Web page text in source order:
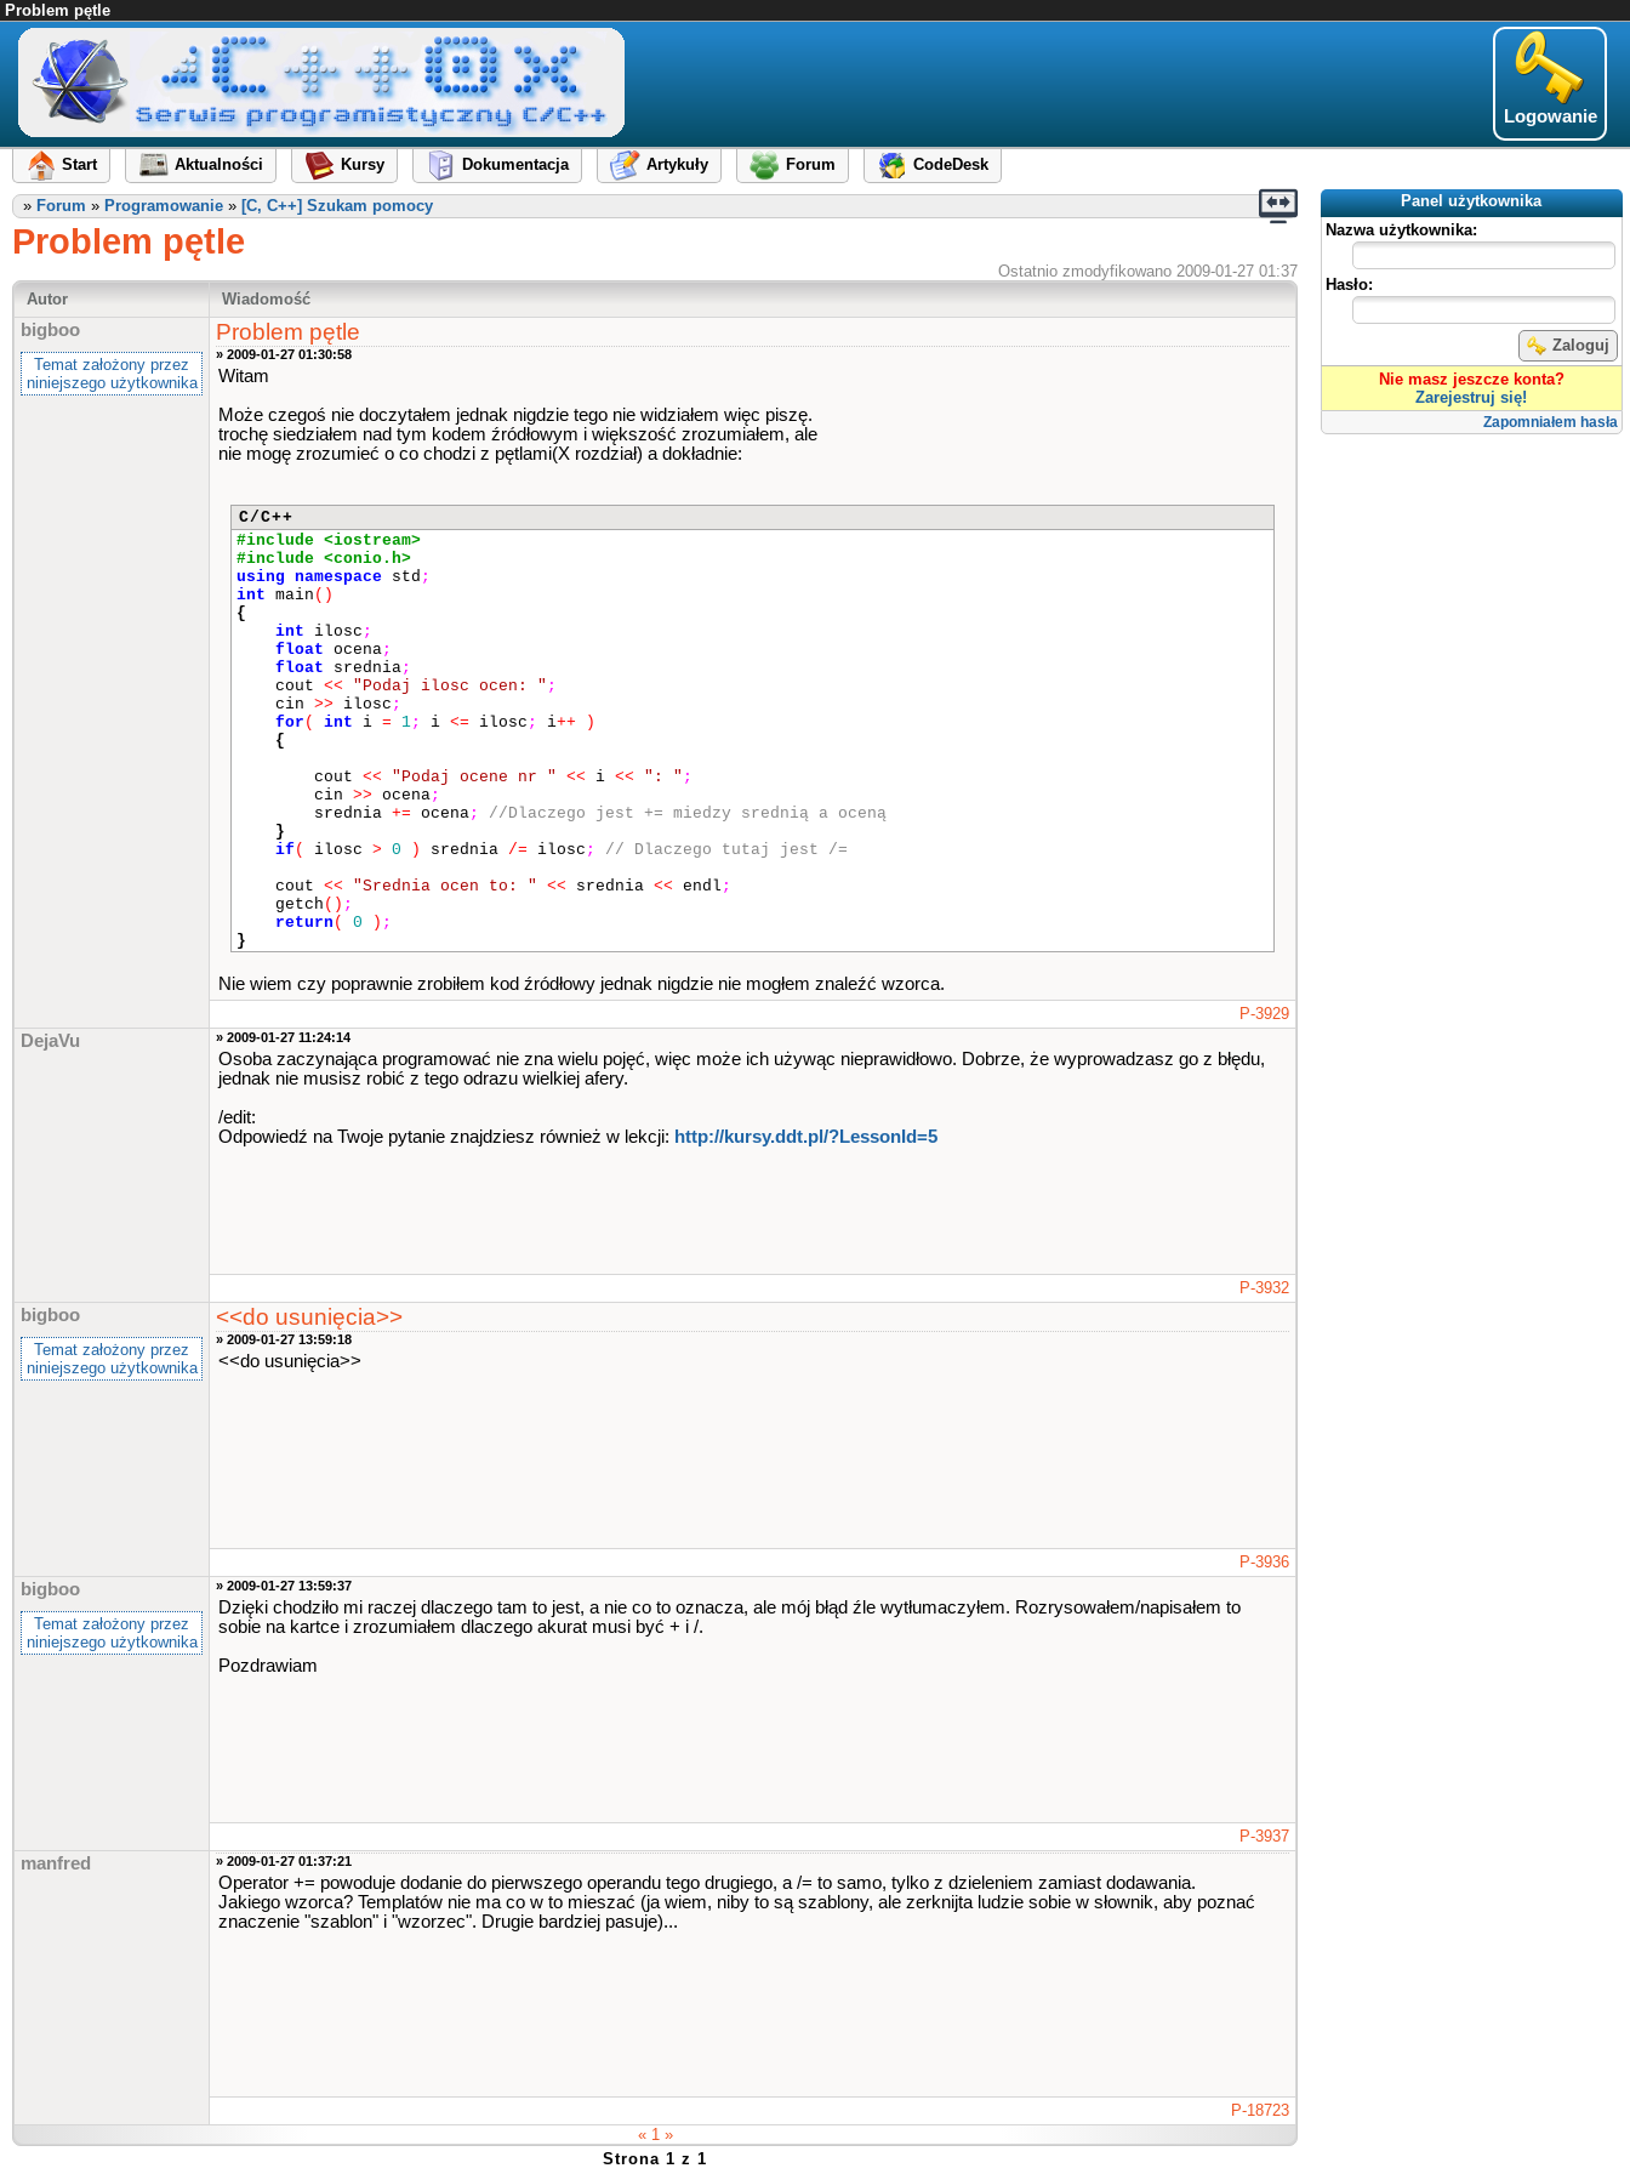
Problem pętle
Logowanie
Start Aktualności Kursy Dokumentacja Artykuły Forum
CodeDesk
Panel użytkownika
Nazwa użytkownika:
Hasło:
Zaloguj
Nie masz jeszcze konta?
Zarejestruj się!
Zapomniałem hasła
» Forum » Programowanie » [C, C++] Szukam pomocy
Problem pętle
Ostatnio zmodyfikowano 2009-01-27 01:37
Autor
Wiadomość
bigboo
Temat założony przez
niniejszego użytkownika
Problem pętle
» 2009-01-27 01:30:58
Witam
Może czegoś nie doczytałem jednak nigdzie tego nie widziałem więc piszę.
trochę siedziałem nad tym kodem źródłowym i większość zrozumiałem, ale
nie mogę zrozumieć o co chodzi z pętlami(X rozdział) a dokładnie:
C/C++
#include <iostream>
#include <conio.h>
using namespace std ;
int main ()
{
int ilosc ;
float ocena;
float srednia;
cout << "Podaj ilosc ocen: " ;
cin >> ilosc ;
for ( int i = 1; i <= ilosc ; i++
)
{
cout << "Podaj ocene nr " << i << ": " ;
cin >> ocena;
srednia += ocena;
//Dlaczego jest += miedzy srednią a oceną
}
if ( ilosc > 0 ) srednia /= ilosc ;
// Dlaczego tutaj jest /=
cout << "Srednia ocen to: " << srednia << endl ;
getch () ;
return ( 0 ) ;
}
Nie wiem czy poprawnie zrobiłem kod źródłowy jednak nigdzie nie mogłem znaleźć wzorca.
P-3929
DejaVu » 2009-01-27 11:24:14
Osoba zaczynająca programować nie zna wielu pojęć, więc może ich używąc nieprawidłowo. Dobrze, że wyprowadzasz go z błędu,
jednak nie musisz robić z tego odrazu wielkiej afery.
/edit:
Odpowiedź na Twoje pytanie znajdziesz również w lekcji: http://kursy.ddt.pl/?LessonId=5
P-3932
bigboo
Temat założony przez
niniejszego użytkownika
<<do usunięcia>>
» 2009-01-27 13:59:18
<<do usunięcia>>
P-3936
bigboo
Temat założony przez
niniejszego użytkownika
» 2009-01-27 13:59:37
Dzięki chodziło mi raczej dlaczego tam to jest, a nie co to oznacza, ale mój błąd źle wytłumaczyłem. Rozrysowałem/napisałem to
sobie na kartce i zrozumiałem dlaczego akurat musi być + i /.
Pozdrawiam
P-3937
manfred » 2009-01-27 01:37:21
Operator += powoduje dodanie do pierwszego operandu tego drugiego, a /= to samo, tylko z dzieleniem zamiast dodawania.
Jakiego wzorca? Templatów nie ma co w to mieszać (ja wiem, niby to są szablony, ale zerknijta ludzie sobie w słownik, aby poznać
znaczenie "szablon" i "wzorzec". Drugie bardziej pasuje)...
P-18723
« 1 »
Strona 1 z 1